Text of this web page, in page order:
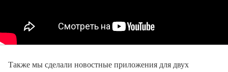
Также мы сделали новостные приложения для двух